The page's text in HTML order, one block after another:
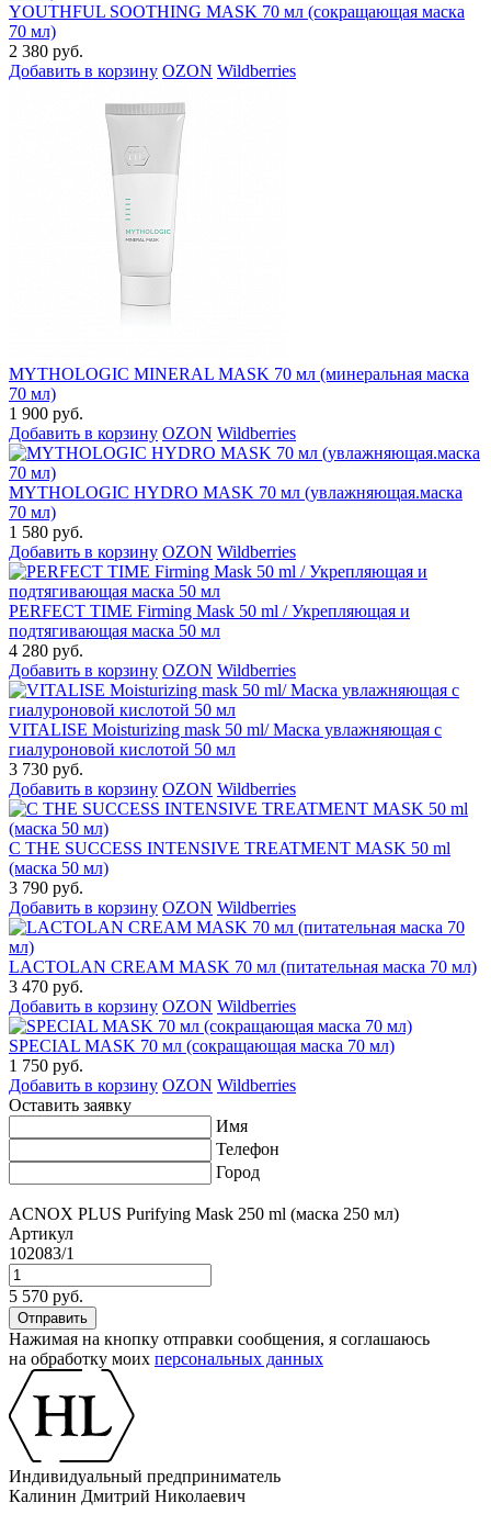
YOUTHFUL SOOTHING MASK 70 мл (сокращающая маска
70 мл)
2 380 руб.
Добавить в корзину OZON Wildberries
MYTHOLOGIC MINERAL MASK 70 мл (минеральная маска
70 мл)
1 900 руб.
Добавить в корзину OZON Wildberries
MYTHOLOGIC HYDRO MASK 70 мл (увлажняющая.маска
70 мл)
1 580 руб.
Добавить в корзину OZON Wildberries
PERFECT TIME Firming Mask 50 ml / Укрепляющая и
подтягивающая маска 50 мл
4 280 руб.
Добавить в корзину OZON Wildberries
VITALISE Moisturizing mask 50 ml/ Маска увлажняющая с
гиалуроновой кислотой 50 мл
3 730 руб.
Добавить в корзину OZON Wildberries
C THE SUCCESS INTENSIVE TREATMENT MASK 50 ml
(маска 50 мл)
3 790 руб.
Добавить в корзину OZON Wildberries
LACTOLAN CREAM MASK 70 мл (питательная маска 70 мл)
3 470 руб.
Добавить в корзину OZON Wildberries
SPECIAL MASK 70 мл (сокращающая маска 70 мл)
1 750 руб.
Добавить в корзину OZON Wildberries
Оставить заявку
Имя
Телефон
Город
ACNOX PLUS Purifying Mask 250 ml (маска 250 мл)
Артикул
102083/1
5 570 руб.
Нажимая на кнопку отправки сообщения, я соглашаюсь
на обработку моих персональных данных
Индивидуальный предприниматель
Калинин Дмитрий Николаевич